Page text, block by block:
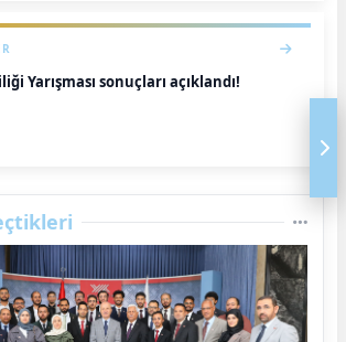
Yarışması sonuçları açıklandı!